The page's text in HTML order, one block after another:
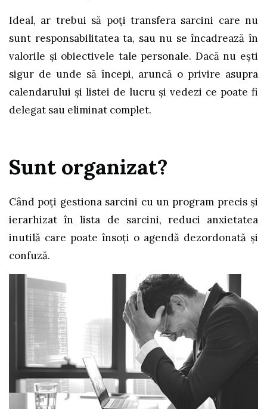
Ideal, ar trebui să poţi transfera sarcini care nu
sunt responsabilitatea ta, sau nu se încadrează în
valorile și obiectivele tale personale. Dacă nu eşti
sigur de unde să începi, aruncă o privire asupra
calendarului și listei de lucru și vedezi ce poate fi
delegat sau eliminat complet.
Sunt organizat?
Când poţi gestiona sarcini cu un program precis și
ierarhizat în lista de sarcini, reduci anxietatea
inutilă care poate însoți o agendă dezordonată și
confuză.